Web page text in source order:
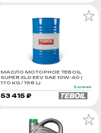
МАСЛО МОТОРНОЕ TEBOIL
SUPER XLD EEV SAE 10W-40 (
170 KG / 198 L)
В наличии
53 415 ₽